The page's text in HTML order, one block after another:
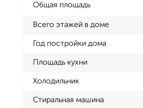
Общая площадь
Всего этажей в доме
Год постройки дома
Площадь кухни
Холодильник
Стиральная машина